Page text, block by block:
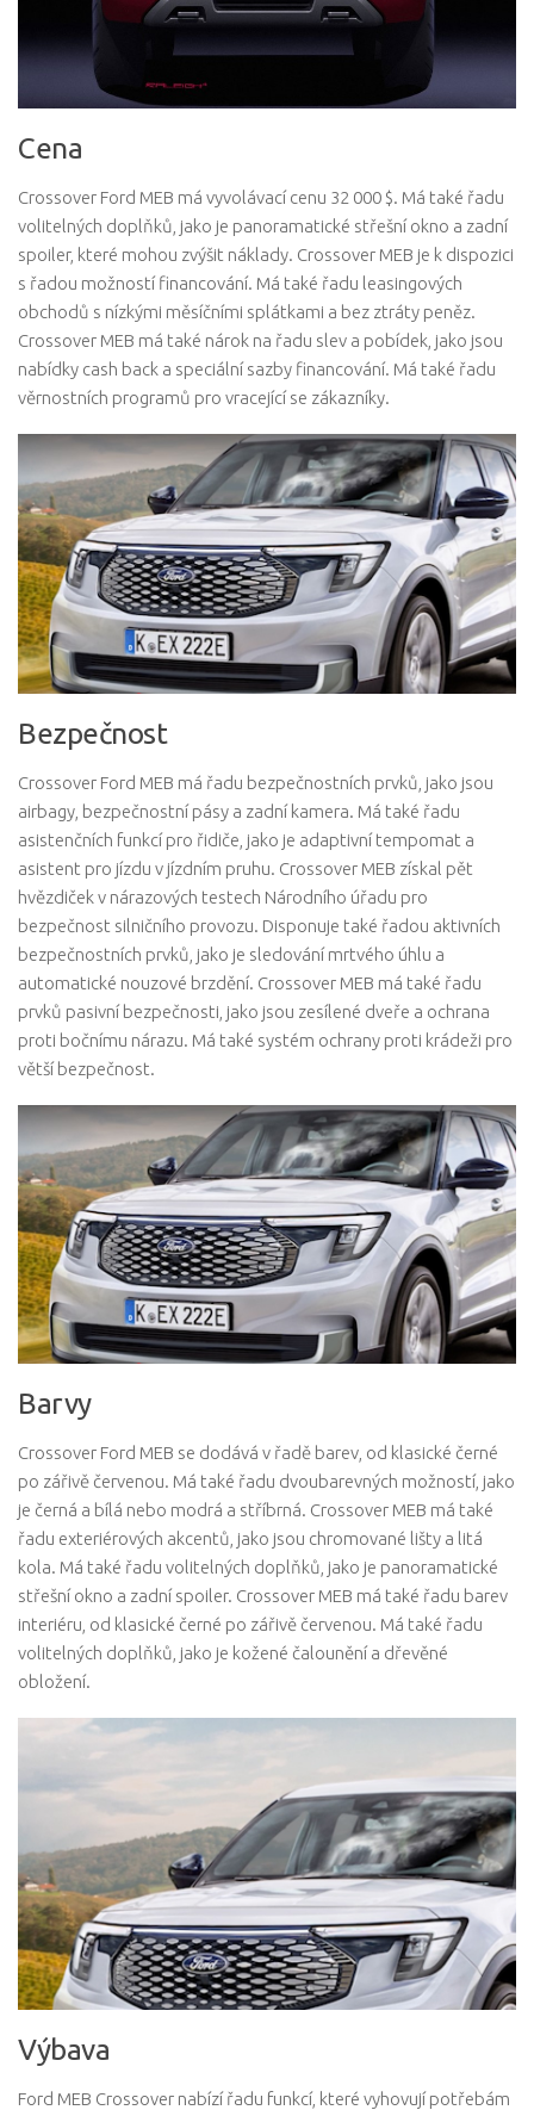
Cena
Crossover Ford MEB má vyvolávací cenu 32 000 $. Má také řadu
volitelných doplňků, jako je panoramatické střešní okno a zadní
spoiler, které mohou zvýšit náklady. Crossover MEB je k dispozici
s řadou možností financování. Má také řadu leasingových
obchodů s nízkými měsíčními splátkami a bez ztráty peněz.
Crossover MEB má také nárok na řadu slev a pobídek, jako jsou
nabídky cash back a speciální sazby financování. Má také řadu
věrnostních programů pro vracející se zákazníky.
Bezpečnost
Crossover Ford MEB má řadu bezpečnostních prvků, jako jsou
airbagy, bezpečnostní pásy a zadní kamera. Má také řadu
asistenčních funkcí pro řidiče, jako je adaptivní tempomat a
asistent pro jízdu v jízdním pruhu. Crossover MEB získal pět
hvězdiček v nárazových testech Národního úřadu pro
bezpečnost silničního provozu. Disponuje také řadou aktivních
bezpečnostních prvků, jako je sledování mrtvého úhlu a
automatické nouzové brzdění. Crossover MEB má také řadu
prvků pasivní bezpečnosti, jako jsou zesílené dveře a ochrana
proti bočnímu nárazu. Má také systém ochrany proti krádeži pro
větší bezpečnost.
Barvy
Crossover Ford MEB se dodává v řadě barev, od klasické černé
po zářivě červenou. Má také řadu dvoubarevných možností, jako
je černá a bílá nebo modrá a stříbrná. Crossover MEB má také
řadu exteriérových akcentů, jako jsou chromované lišty a litá
kola. Má také řadu volitelných doplňků, jako je panoramatické
střešní okno a zadní spoiler. Crossover MEB má také řadu barev
interiéru, od klasické černé po zářivě červenou. Má také řadu
volitelných doplňků, jako je kožené čalounění a dřevěné
obložení.
Výbava
Ford MEB Crossover nabízí řadu funkcí, které vyhovují potřebám